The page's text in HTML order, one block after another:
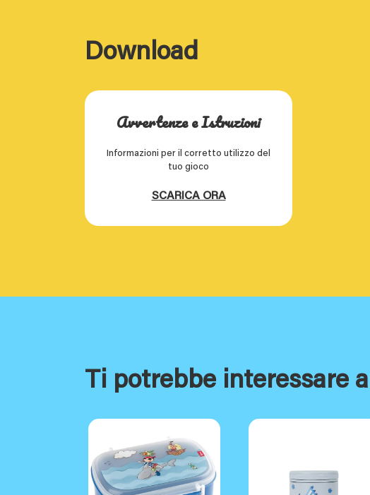
Download
Avvertenze e Istruzioni
Informazioni per il corretto utilizzo del
tuo gioco
SCARICA ORA
Ti potrebbe interessare